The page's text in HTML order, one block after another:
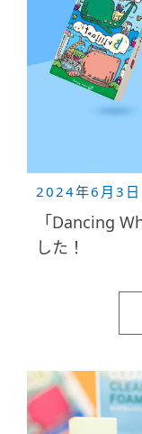
2024年6月3日
「Dancing
した！